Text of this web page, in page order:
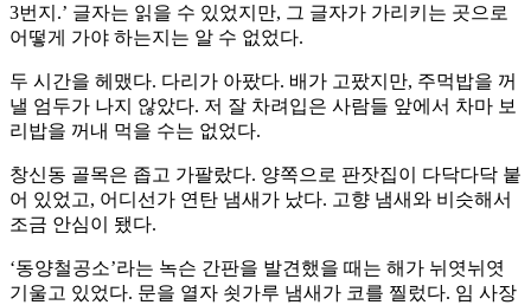
3번지.’ 글자는 읽을 수 있었지만, 그 글자가 가리키는 곳으로
어떻게 가야 하는지는 알 수 없었다.
두 시간을 헤맸다. 다리가 아팠다. 배가 고팠지만, 주먹밥을 꺼
낼 엄두가 나지 않았다. 저 잘 차려입은 사람들 앞에서 차마 보
리밥을 꺼내 먹을 수는 없었다.
창신동 골목은 좁고 가팔랐다. 양쪽으로 판잣집이 다닥다닥 붙
어 있었고, 어디선가 연탄 냄새가 났다. 고향 냄새와 비슷해서
조금 안심이 됐다.
‘동양철공소’라는 녹슨 간판을 발견했을 때는 해가 뉘엿뉘엿
기울고 있었다. 문을 열자 쇳가루 냄새가 코를 찔렀다. 임 사장